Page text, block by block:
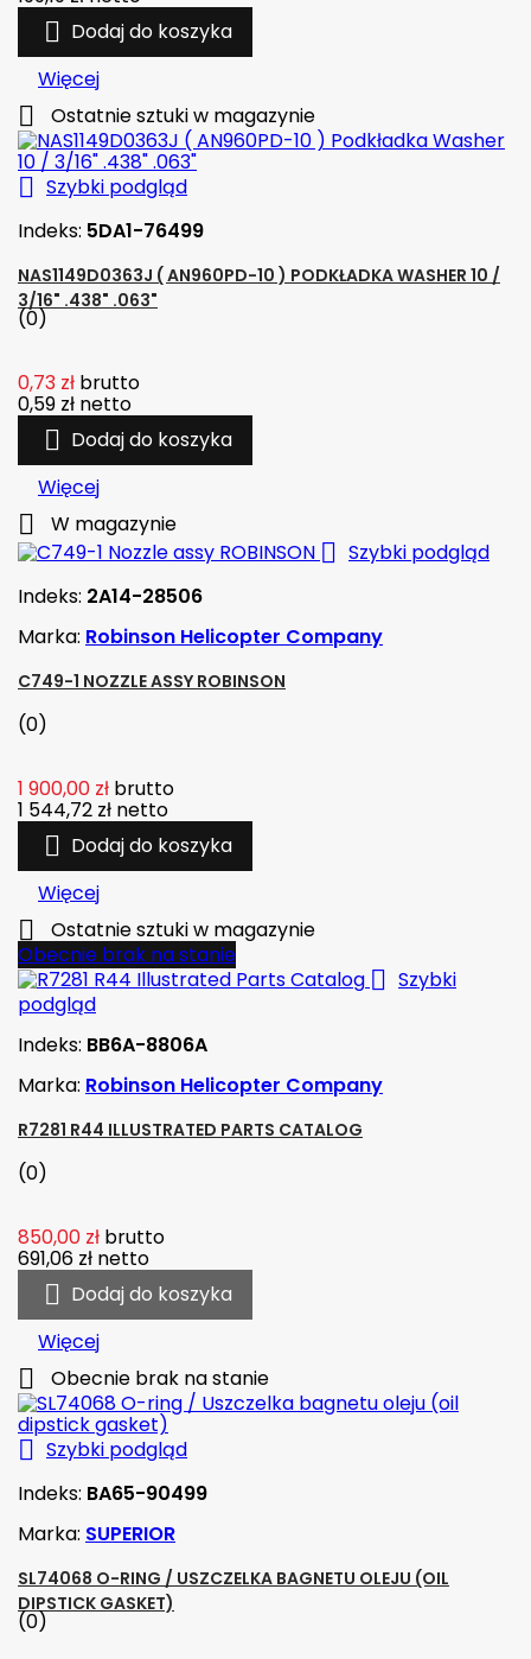
 Dodaj do koszyka
Więcej
 Ostatnie sztuki w magazynie
 Szybki podgląd
Indeks: 5DA1-76499
NAS1149D0363J ( AN960PD-10 ) PODKŁADKA WASHER 10 /
3/16" .438" .063"
(0)
0,73 zł brutto
0,59 zł netto
 Dodaj do koszyka
Więcej
 W magazynie
 Szybki podgląd
Indeks: 2A14-28506
Marka: Robinson Helicopter Company
C749-1 NOZZLE ASSY ROBINSON
(0)
1 900,00 zł brutto
1 544,72 zł netto
 Dodaj do koszyka
Więcej

Ostatnie sztuki w magazynie
Obecnie brak na stanie
 Szybki
podgląd
Indeks: BB6A-8806A
Marka: Robinson Helicopter Company
R7281 R44 ILLUSTRATED PARTS CATALOG
(0)
850,00 zł brutto
691,06 zł netto
 Dodaj do koszyka
Więcej
 Obecnie brak na stanie
 Szybki podgląd
Indeks: BA65-90499
Marka: SUPERIOR
SL74068 O-RING / USZCZELKA BAGNETU OLEJU (OIL
DIPSTICK GASKET)
(0)